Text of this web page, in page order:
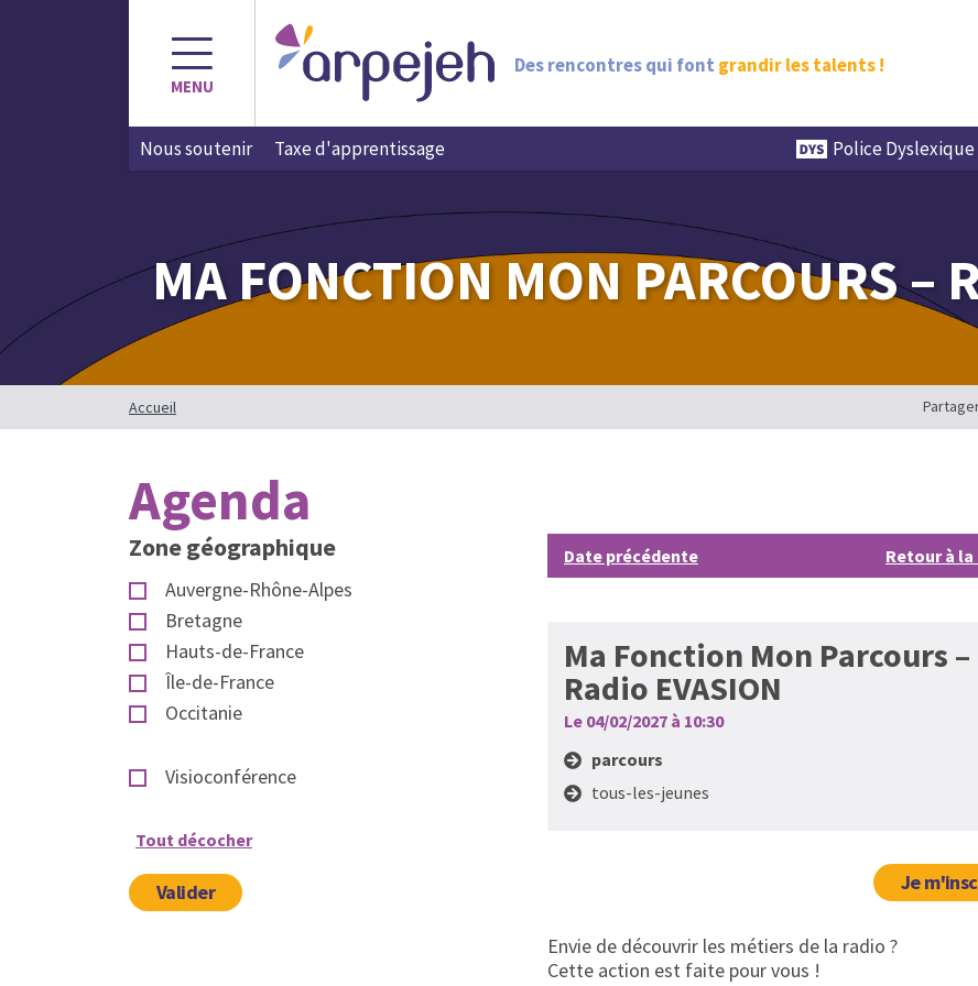
MENU
Des rencontres qui font grandir les talents !
Nous soutenir Taxe d'apprentissage Police Dyslexique
MA FONCTION MON PARCOURS –
Accueil
Agenda
Date précédente Retour à
Ma Fonction Mon Parcours –
Radio EVASION
Le 04/02/2027 à 10:30
parcours
tous-les-jeunes
Je
Envie de découvrir les métiers de la radio ?
Cette action est faite pour vous !
Zone géographique
Auvergne-Rhône-Alpes
Bretagne
Hauts-de-France
Île-de-France
Occitanie
Visioconférence
Tout décocher
Valider